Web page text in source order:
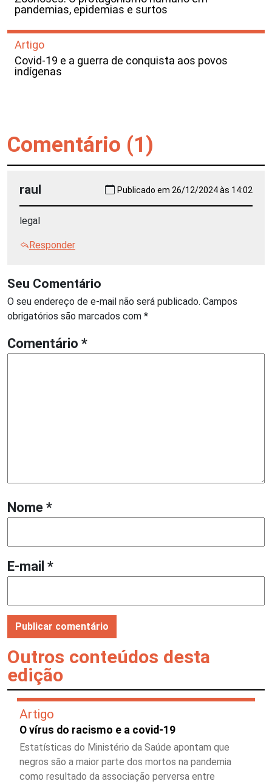
pandemias, epidemias e surtos
Artigo
Covid-19 e a guerra de conquista aos povos
indígenas
Comentário (1)
raul Publicado em 26/12/2024 às 14:02
legal
Responder
Seu Comentário
O seu endereço de e-mail não será publicado. Campos
obrigatórios são marcados com *
Comentário *
Nome *
E-mail *
Outros conteúdos desta
edição
Artigo
O vírus do racismo e a covid-19
Estatísticas do Ministério da Saúde apontam que
negros são a maior parte dos mortos na pandemia
como resultado da associação perversa entre